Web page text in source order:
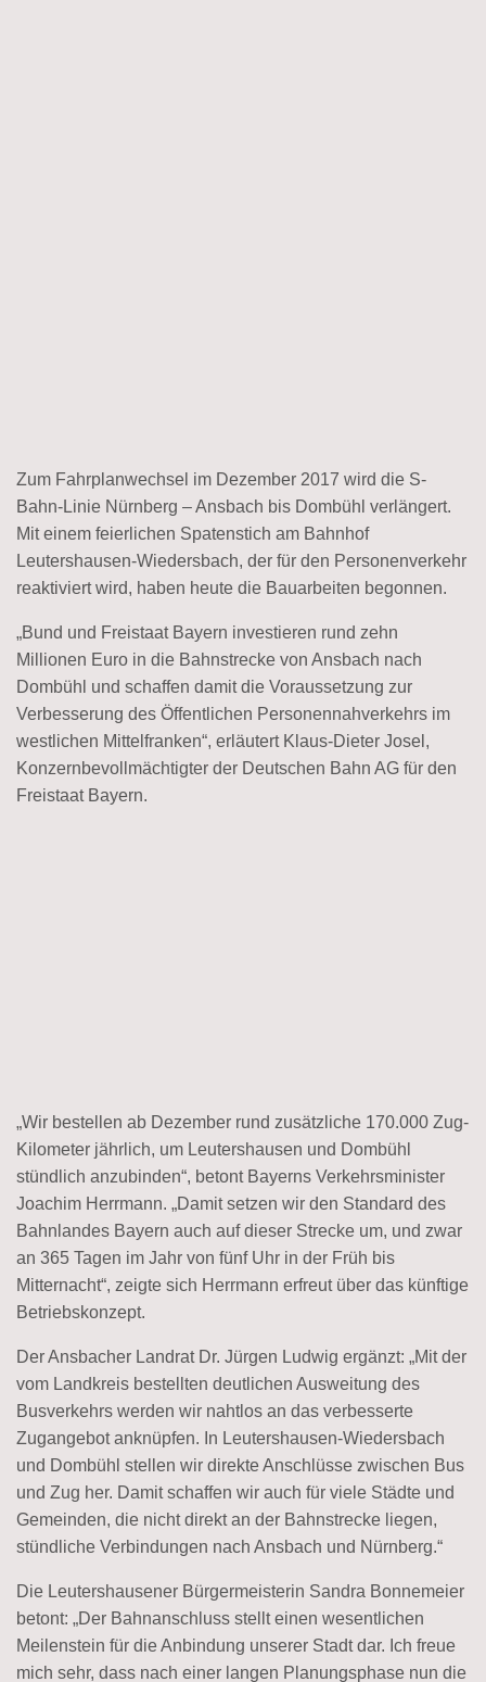
Zum Fahrplanwechsel im Dezember 2017 wird die S-
Bahn-Linie Nürnberg – Ansbach bis Dombühl verlängert.
Mit einem feierlichen Spatenstich am Bahnhof
Leutershausen-Wiedersbach, der für den Personenverkehr
reaktiviert wird, haben heute die Bauarbeiten begonnen.
„Bund und Freistaat Bayern investieren rund zehn
Millionen Euro in die Bahnstrecke von Ansbach nach
Dombühl und schaffen damit die Voraussetzung zur
Verbesserung des Öffentlichen Personennahverkehrs im
westlichen Mittelfranken“, erläutert Klaus-Dieter Josel,
Konzernbevollmächtigter der Deutschen Bahn AG für den
Freistaat Bayern.
„Wir bestellen ab Dezember rund zusätzliche 170.000 Zug-
Kilometer jährlich, um Leutershausen und Dombühl
stündlich anzubinden“, betont Bayerns Verkehrsminister
Joachim Herrmann. „Damit setzen wir den Standard des
Bahnlandes Bayern auch auf dieser Strecke um, und zwar
an 365 Tagen im Jahr von fünf Uhr in der Früh bis
Mitternacht“, zeigte sich Herrmann erfreut über das künftige
Betriebskonzept.
Der Ansbacher Landrat Dr. Jürgen Ludwig ergänzt: „Mit der
vom Landkreis bestellten deutlichen Ausweitung des
Busverkehrs werden wir nahtlos an das verbesserte
Zugangebot anknüpfen. In Leutershausen-Wiedersbach
und Dombühl stellen wir direkte Anschlüsse zwischen Bus
und Zug her. Damit schaffen wir auch für viele Städte und
Gemeinden, die nicht direkt an der Bahnstrecke liegen,
stündliche Verbindungen nach Ansbach und Nürnberg.“
Die Leutershausener Bürgermeisterin Sandra Bonnemeier
betont: „Der Bahnanschluss stellt einen wesentlichen
Meilenstein für die Anbindung unserer Stadt dar. Ich freue
mich sehr, dass nach einer langen Planungsphase nun die